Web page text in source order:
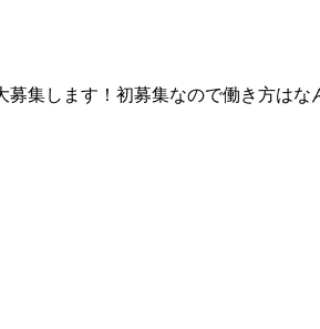
集します！初募集なので働き方はな